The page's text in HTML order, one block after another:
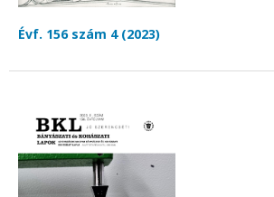
Évf. 156 szám 4 (2023)